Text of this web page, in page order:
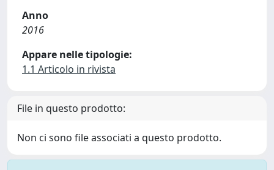
Anno
2016
Appare nelle tipologie:
1.1 Articolo in rivista
File in questo prodotto:
Non ci sono file associati a questo prodotto.